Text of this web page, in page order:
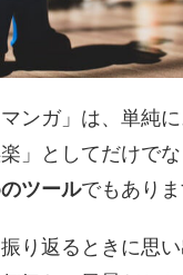
ンガ」は、単純
」としてだけでな
ツールでもありま
り返るときに思い